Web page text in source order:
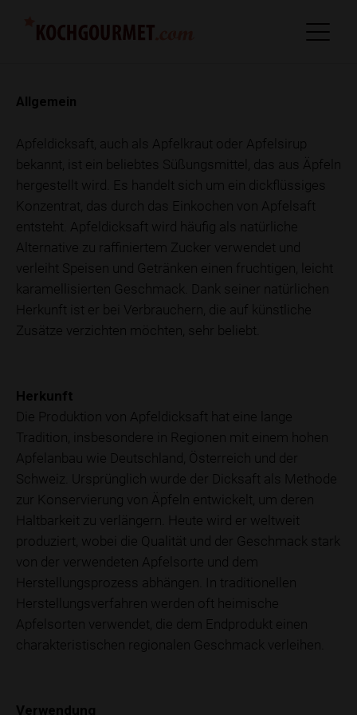
Allgemein
Apfeldicksaft, auch als Apfelkraut oder Apfelsirup
bekannt, ist ein beliebtes Süßungsmittel, das aus Äpfeln
hergestellt wird. Es handelt sich um ein dickflüssiges
Konzentrat, das durch das Einkochen von Apfelsaft
entsteht. Apfeldicksaft wird häufig als natürliche
Alternative zu raffiniertem Zucker verwendet und
verleiht Speisen und Getränken einen fruchtigen, leicht
karamellisierten Geschmack. Dank seiner natürlichen
Herkunft ist er bei Verbrauchern, die auf künstliche
Zusätze verzichten möchten, sehr beliebt.
Herkunft
Die Produktion von Apfeldicksaft hat eine lange
Tradition, insbesondere in Regionen mit einem hohen
Apfelanbau wie Deutschland, Österreich und der
Schweiz. Ursprünglich wurde der Dicksaft als Methode
zur Konservierung von Äpfeln entwickelt, um deren
Haltbarkeit zu verlängern. Heute wird er weltweit
produziert, wobei die Qualität und der Geschmack stark
von der verwendeten Apfelsorte und dem
Herstellungsprozess abhängen. In traditionellen
Herstellungsverfahren werden oft heimische
Apfelsorten verwendet, die dem Endprodukt einen
charakteristischen regionalen Geschmack verleihen.
Verwendung